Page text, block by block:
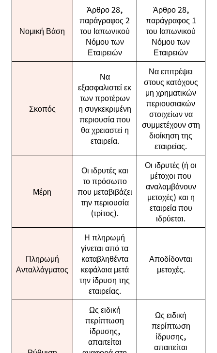
Νομική Βάση
Άρθρο 28,
παράγραφος 2
του Ιαπωνικού
Νόμου των
Εταιρειών
Άρθρο 28,
παράγραφος 1
του Ιαπωνικού
Νόμου των
Εταιρειών
Σκοπός
Να
εξασφαλιστεί εκ
των προτέρων
η συγκεκριμένη
περιουσία που
θα χρειαστεί η
εταιρεία.
Να επιτρέψει
στους κατόχους
μη χρηματικών
περιουσιακών
στοιχείων να
συμμετέχουν στη
διοίκηση της
εταιρείας.
Μέρη
Οι ιδρυτές και
το πρόσωπο
που μεταβιβάζει
την περιουσία
(τρίτος).
Οι ιδρυτές (ή οι
μέτοχοι που
αναλαμβάνουν
μετοχές) και η
εταιρεία που
ιδρύεται.
Πληρωμή
Ανταλλάγματος
Η πληρωμή
γίνεται από τα
καταβληθέντα
κεφάλαια μετά
την ίδρυση της
εταιρείας.
Αποδίδονται
μετοχές.
Ως ειδική
περίπτωση
ίδρυσης,
απαιτείται
Ως ειδική
περίπτωση
ίδρυσης,
απαιτείται